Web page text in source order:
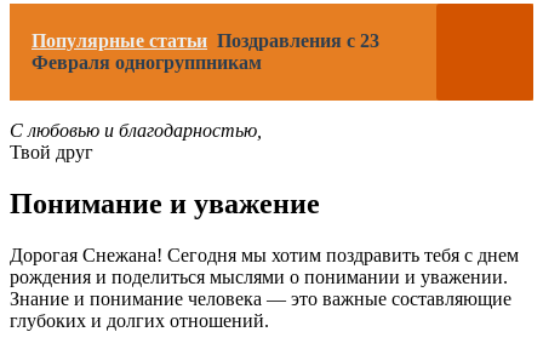
Популярные статьи Поздравления с 23
Февраля одногруппникам
С любовью и благодарностью,
Твой друг
Понимание и уважение
Дорогая Снежана! Сегодня мы хотим поздравить тебя с днем
рождения и поделиться мыслями о понимании и уважении.
Знание и понимание человека — это важные составляющие
глубоких и долгих отношений.